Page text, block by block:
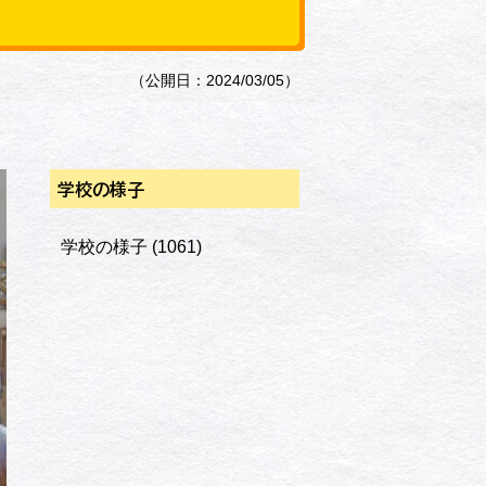
（公開日：2024/03/05）
学校の様子
学校の様子 (1061)